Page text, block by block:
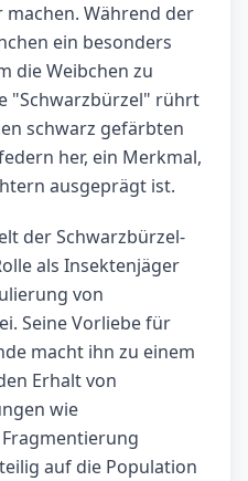
Während der
ein besonders
die Weibchen zu
"Schwarzbürzel" rührt
schwarz gefärbten
her, ein Merkmal,
ausgeprägt ist.
der Schwarzbürzel-
als Insektenjäger
von
Seine Vorliebe für
macht ihn zu einem
Erhalt von
wie
auf die Population